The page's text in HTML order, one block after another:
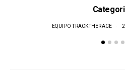
EQUIPO TRACKTHERACE